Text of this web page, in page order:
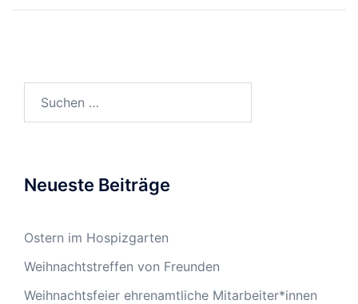
Neueste Beiträge
Ostern im Hospizgarten
Weihnachtstreffen von Freunden
Weihnachtsfeier ehrenamtliche Mitarbeiter*innen